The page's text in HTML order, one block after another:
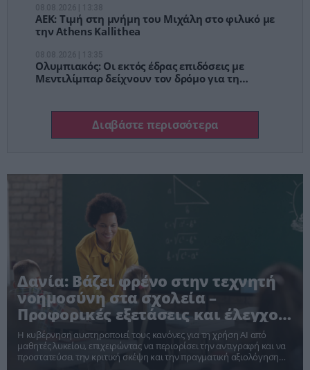
ΑΕΚ: Τιμή στη μνήμη του Μιχάλη στο φιλικό με
την Athens Kallithea
Ολυμπιακός: Οι εκτός έδρας επιδόσεις με
Μεντιλίμπαρ δείχνουν τον δρόμο για τη
Διαβάστε περισσότερα
Δανία: Βάζει φρένο στην τεχνητή
νοημοσύνη στα σχολεία –
Προφορικές εξετάσεις και έλεγχος
υπολογιστών
Η κυβέρνηση αυστηροποιεί τους κανόνες για τη χρήση AI από
μαθητές λυκείου, επιχειρώντας να περιορίσει την αντιγραφή και να
προστατεύσει την κριτική σκέψη και την πραγματική αξιολόγηση